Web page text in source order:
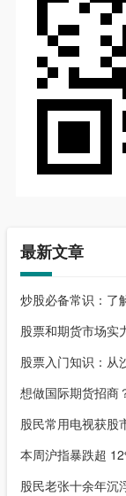
最新文章
炒股必备常识：了
股票和期货市场实
股票入门知识：从
想做国际期货招商
股民常用电视获股
本周沪指暴跌超
股民老张十余年沉